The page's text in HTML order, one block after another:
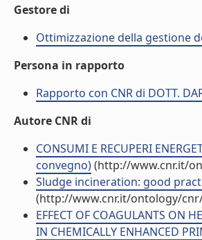
Gestore di
Ottimizzazione della gestione
Persona in rapporto
Rapporto con CNR di DOTT.
Autore CNR di
CONSUMI E RECUPERI
convegno)(http://www.cnr.it/
Sludge incineration: good
(http://www.cnr.it/ontology/
EFFECT OF COAGULANTS ON
IN CHEMICALLY ENHANCED